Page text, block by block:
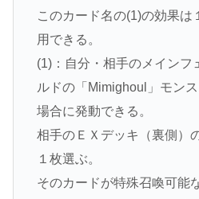
このカード名の(1)の効果は
用できる。
(1)：自分・相手のメインフ
ルドの「Mimighoul」モン
場合に発動できる。
相手のＥＸデッキ（裏側）
１枚選ぶ。
そのカードが特殊召喚可能